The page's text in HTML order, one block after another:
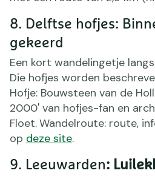
8. Delftse hofjes:
gekeerd
Een kort wandelingetje
Die hofjes worden
Hofje: Bouwsteen van de
2000' van hofjes-fan en
Floet.Wandelroute: route,
op deze site.
9. Leeuwarden: